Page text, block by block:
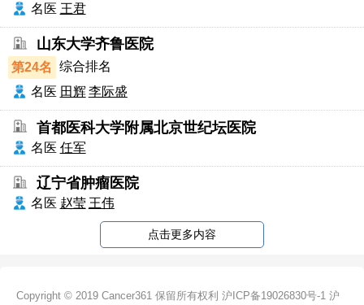
名医 王君
山东大学齐鲁医院
第24名
综合排名
名医 田辉 李际盛
首都医科大学附属北京世纪坛医院
名医 任军
辽宁省肿瘤医院
名医 赵莹 王伟
点击更多内容
Copyright © 2019 Cancer361 保留所有权利 沪ICP备19026830号-1 沪